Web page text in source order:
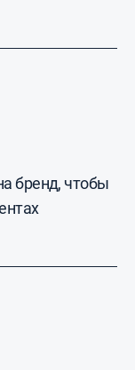
бренд, чтобы